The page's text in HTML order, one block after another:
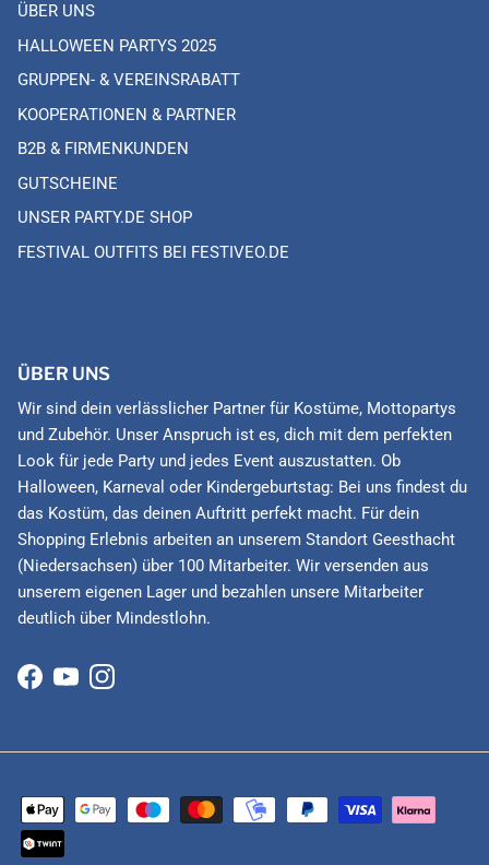
ÜBER UNS
HALLOWEEN PARTYS 2025
GRUPPEN- & VEREINSRABATT
KOOPERATIONEN & PARTNER
B2B & FIRMENKUNDEN
GUTSCHEINE
UNSER PARTY.DE SHOP
FESTIVAL OUTFITS BEI FESTIVEO.DE
ÜBER UNS
Wir sind dein verlässlicher Partner für Kostüme, Mottopartys
und Zubehör. Unser Anspruch ist es, dich mit dem perfekten
Look für jede Party und jedes Event auszustatten. Ob
Halloween, Karneval oder Kindergeburtstag: Bei uns findest du
das Kostüm, das deinen Auftritt perfekt macht. Für dein
Shopping Erlebnis arbeiten an unserem Standort Geesthacht
(Niedersachsen) über 100 Mitarbeiter. Wir versenden aus
unserem eigenen Lager und bezahlen unsere Mitarbeiter
deutlich über Mindestlohn.
Facebook
YouTubeInstagram